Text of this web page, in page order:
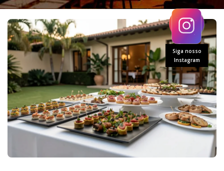
Siga nosso
Instagram